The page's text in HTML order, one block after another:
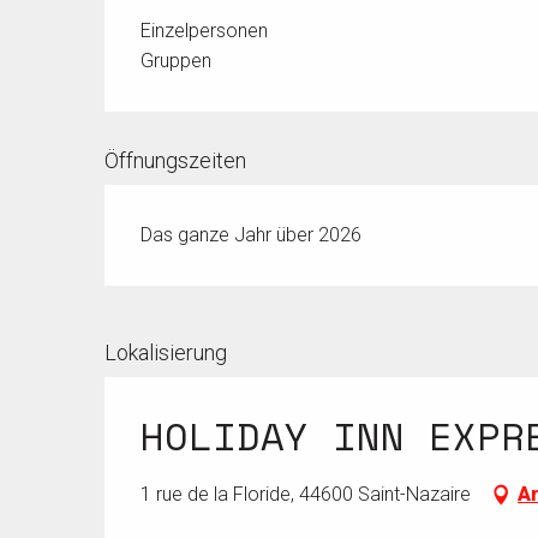
Einzelpersonen
Gruppen
Öffnungszeiten
Das ganze Jahr über 2026
Lokalisierung
HOLIDAY INN
1 rue de la Floride, 44600 Saint-Nazaire